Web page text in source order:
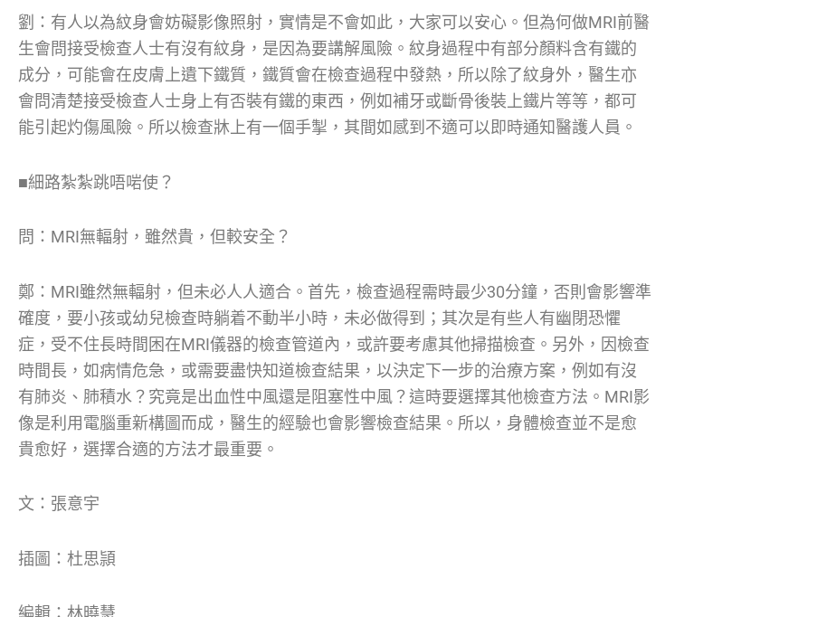
劉：有人以為紋身會妨礙影像照射，實情是不會如此，大家可以安心。但為何做MRI前醫
生會問接受檢查人士有沒有紋身，是因為要講解風險。紋身過程中有部分顏料含有鐵的
成分，可能會在皮膚上遺下鐵質，鐵質會在檢查過程中發熱，所以除了紋身外，醫生亦
會問清楚接受檢查人士身上有否裝有鐵的東西，例如補牙或斷骨後裝上鐵片等等，都可
能引起灼傷風險。所以檢查牀上有一個手掣，其間如感到不適可以即時通知醫護人員。
■細路紮紮跳唔啱使？
問：MRI無輻射，雖然貴，但較安全？
鄭：MRI雖然無輻射，但未必人人適合。首先，檢查過程需時最少30分鐘，否則會影響準
確度，要小孩或幼兒檢查時躺着不動半小時，未必做得到；其次是有些人有幽閉恐懼
症，受不住長時間困在MRI儀器的檢查管道內，或許要考慮其他掃描檢查。另外，因檢查
時間長，如病情危急，或需要盡快知道檢查結果，以決定下一步的治療方案，例如有沒
有肺炎、肺積水？究竟是出血性中風還是阻塞性中風？這時要選擇其他檢查方法。MRI影
像是利用電腦重新構圖而成，醫生的經驗也會影響檢查結果。所以，身體檢查並不是愈
貴愈好，選擇合適的方法才最重要。
文：張意宇
插圖：杜思頴
編輯：林曉慧